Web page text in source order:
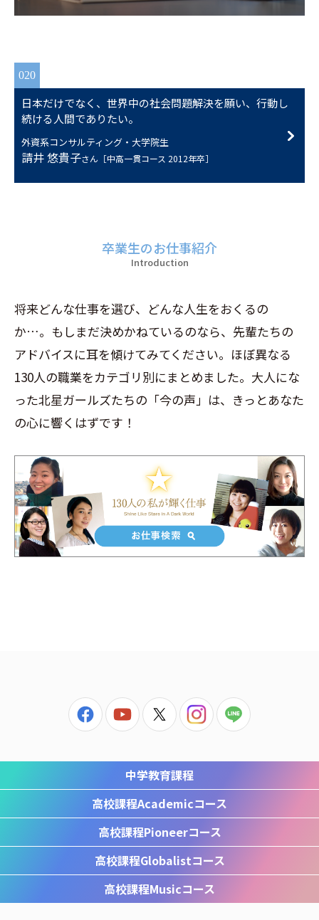
020
日本だけでなく、世界中の社会問題解決を願い、行動し
続ける人間でありたい。
外資系コンサルティング・大学院生
請井 悠貴子さん［中高一貫コース 2012年卒］
卒業生のお仕事紹介
Introduction
将来どんな仕事を選び、どんな人生をおくるの
か…。もしまだ決めかねているのなら、先輩たちの
アドバイスに耳を傾けてみてください。ほぼ異なる
130人の職業をカテゴリ別にまとめました。大人にな
った北星ガールズたちの「今の声」は、きっとあなた
の心に響くはずです！
中学教育課程
高校課程Academicコース
高校課程Pioneerコース
高校課程Globalistコース
高校課程Musicコース